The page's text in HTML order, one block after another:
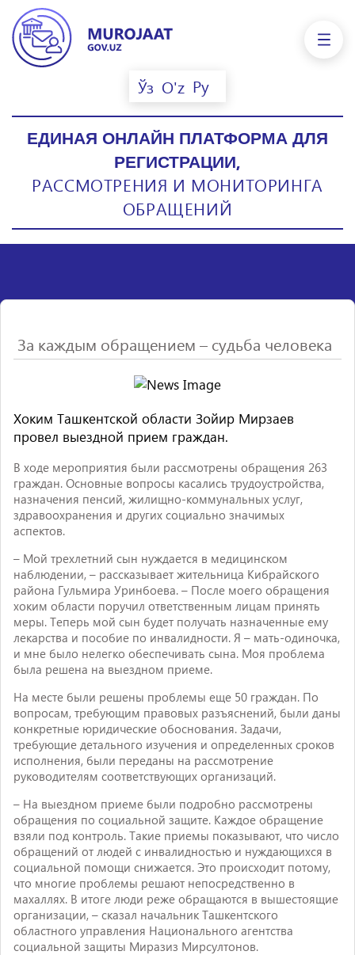
ЕДИНАЯ ОНЛАЙН ПЛАТФОРМА ДЛЯ
РЕГИСТРАЦИИ,
РАССМОТРЕНИЯ И МОНИТОРИНГА
ОБРАЩЕНИЙ
Ўз O'z Ру
За каждым обращением – судьба человека
Хоким Ташкентской области Зойир Мирзаев
провел выездной прием граждан.
В ходе мероприятия были рассмотрены обращения 263
граждан. Основные вопросы касались трудоустройства,
назначения пенсий, жилищно-коммунальных услуг,
здравоохранения и других социально значимых
аспектов.
– Мой трехлетний сын нуждается в медицинском
наблюдении, – рассказывает жительница Кибрайского
района Гульмира Уринбоева. – После моего обращения
хоким области поручил ответственным лицам принять
меры. Теперь мой сын будет получать назначенные ему
лекарства и пособие по инвалидности. Я – мать-одиночка,
и мне было нелегко обеспечивать сына. Моя проблема
была решена на выездном приеме.
На месте были решены проблемы еще 50 граждан. По
вопросам, требующим правовых разъяснений, были даны
конкретные юридические обоснования. Задачи,
требующие детального изучения и определенных сроков
исполнения, были переданы на рассмотрение
руководителям соответствующих организаций.
– На выездном приеме были подробно рассмотрены
обращения по социальной защите. Каждое обращение
взяли под контроль. Такие приемы показывают, что число
обращений от людей с инвалидностью и нуждающихся в
социальной помощи снижается. Это происходит потому,
что многие проблемы решают непосредственно в
махаллях. В итоге люди реже обращаются в вышестоящие
организации, – сказал начальник Ташкентского
областного управления Национального агентства
социальной защиты Миразиз Мирсултонов.